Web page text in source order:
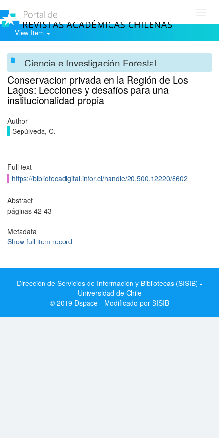
View Item
Ciencia e Investigación Forestal
Conservacion privada en la Región de Los
Lagos: Lecciones y desafíos para una
institucionalidad propia
Author
Sepúlveda, C.
Full text
https://bibliotecadigital.infor.cl/handle/20.500.12220/8602
Abstract
páginas 42-43
Metadata
Show full item record
Dirección de Servicios de Información y Bibliotecas (SISIB) -
Universidad de Chile
© 2019 Dspace - Modificado por SISIB